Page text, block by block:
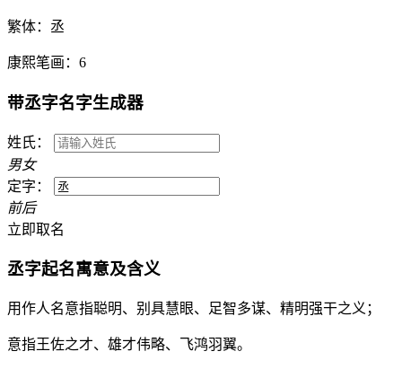
繁体： 丞
康熙笔画： 6
带丞字名字生成器
姓氏：
男女
定字：
前后
立即取名
丞字起名寓意及含义
用作人名意指聪明、别具慧眼、足智多谋、精明强干之义；
意指王佐之才、雄才伟略、飞鸿羽翼。